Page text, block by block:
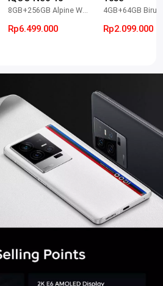
8GB+256GB Alpine White
Rp6.499.000 Rp2.099.000